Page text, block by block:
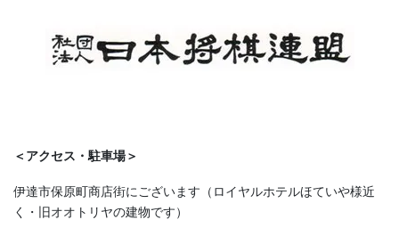
＜アクセス・駐車場＞
伊達市保原町商店街にございます（ロイヤルホテルほていや様近
く・旧オオトリヤの建物です）